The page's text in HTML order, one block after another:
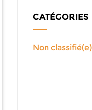
CATÉGORIES
Non classifié(e)